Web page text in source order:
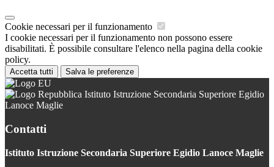
Cookie necessari per il funzionamento
I cookie necessari per il funzionamento non possono essere
disabilitati. È possibile consultare l'elenco nella pagina della cookie
policy.
Accetta tutti Salva le preferenze
Istituto Istruzione Secondaria Superiore Egidio
Lanoce Maglie
Contatti
Istituto Istruzione Secondaria Superiore Egidio Lanoce Maglie